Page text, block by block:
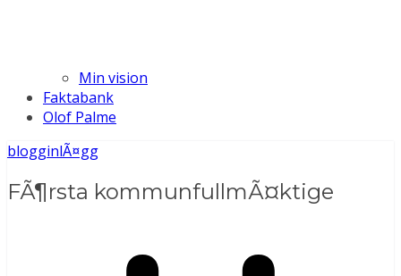
Min vision
Faktabank
Olof Palme
blogginlÃ¤gg
FÃ¶rsta kommunfullmÃ¤ktige